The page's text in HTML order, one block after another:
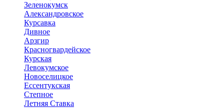
Зеленокумск
Александровское
Курсавка
Дивное
Арзгир
Красногвардейское
Курская
Левокумское
Новоселицкое
Ессентукская
Степное
Летняя Ставка